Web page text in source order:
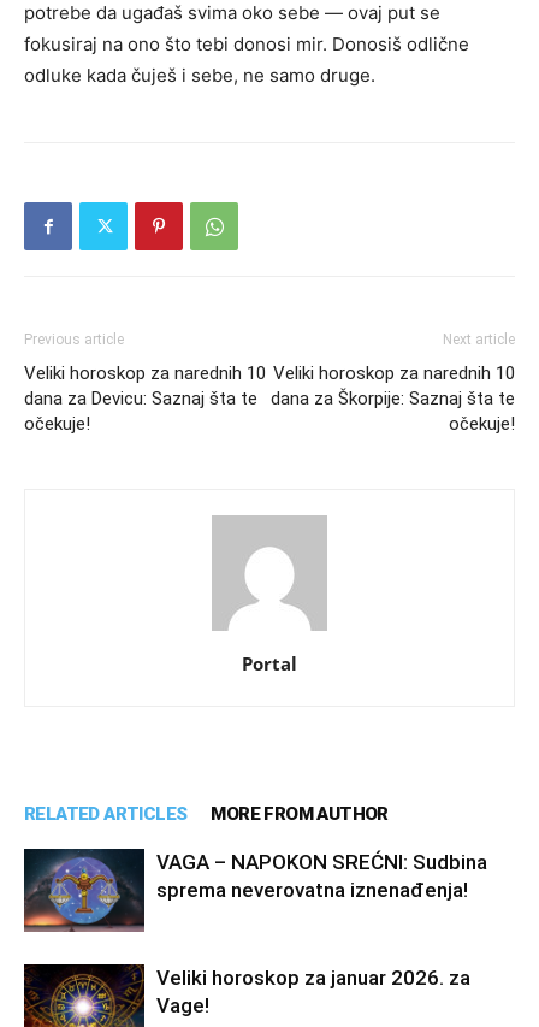
potrebe da ugađaš svima oko sebe — ovaj put se
fokusiraj na ono što tebi donosi mir. Donosiš odlične
odluke kada čuješ i sebe, ne samo druge.
Previous article
Veliki horoskop za narednih 10
dana za Devicu: Saznaj šta te
očekuje!
Next article
Veliki horoskop za narednih 10
dana za Škorpije: Saznaj šta te
očekuje!
Portal
RELATED ARTICLES MORE FROM AUTHOR
VAGA – NAPOKON SREĆNI: Sudbina
sprema neverovatna iznenađenja!
Veliki horoskop za januar 2026. za
Vage!